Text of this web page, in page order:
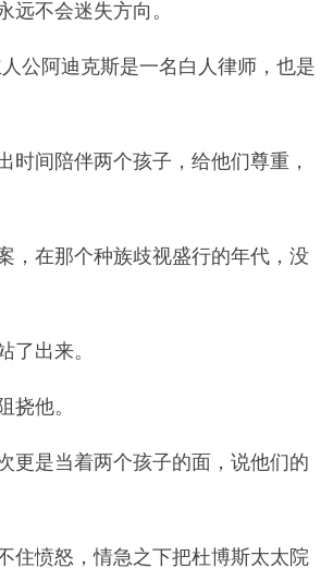
不会迷失方向。
公阿迪克斯是一名白人律师，也是
间陪伴两个孩子，给他们尊重，
，在那个种族歧视盛行的年代，没
出来。
他。
更是当着两个孩子的面，说他们的
住愤怒，情急之下把杜博斯太太院